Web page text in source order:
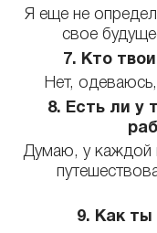
Я еще не
свое
7. Кто
Нет,
8. Есть ли у
Думаю, у каждой
9. Как ты